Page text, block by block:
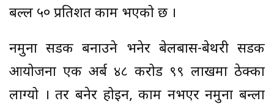
बल्ल ५० प्रतिशत काम भएको छ ।
नमुना सडक बनाउने भनेर बेलबास-बेथरी सडक
आयोजना एक अर्ब ४८ करोड ९९ लाखमा ठेक्का
लाग्यो । तर बनेर होइन, काम नभएर नमुना बन्ला